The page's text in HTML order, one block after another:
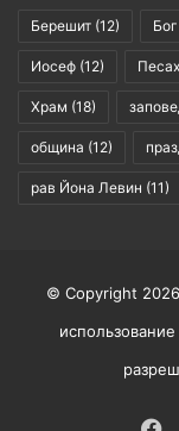
Берешит (12) Бог
Иосеф (12) Песах
Храм (18)
община (12)
рав Йона Левин (11)
© Copyright